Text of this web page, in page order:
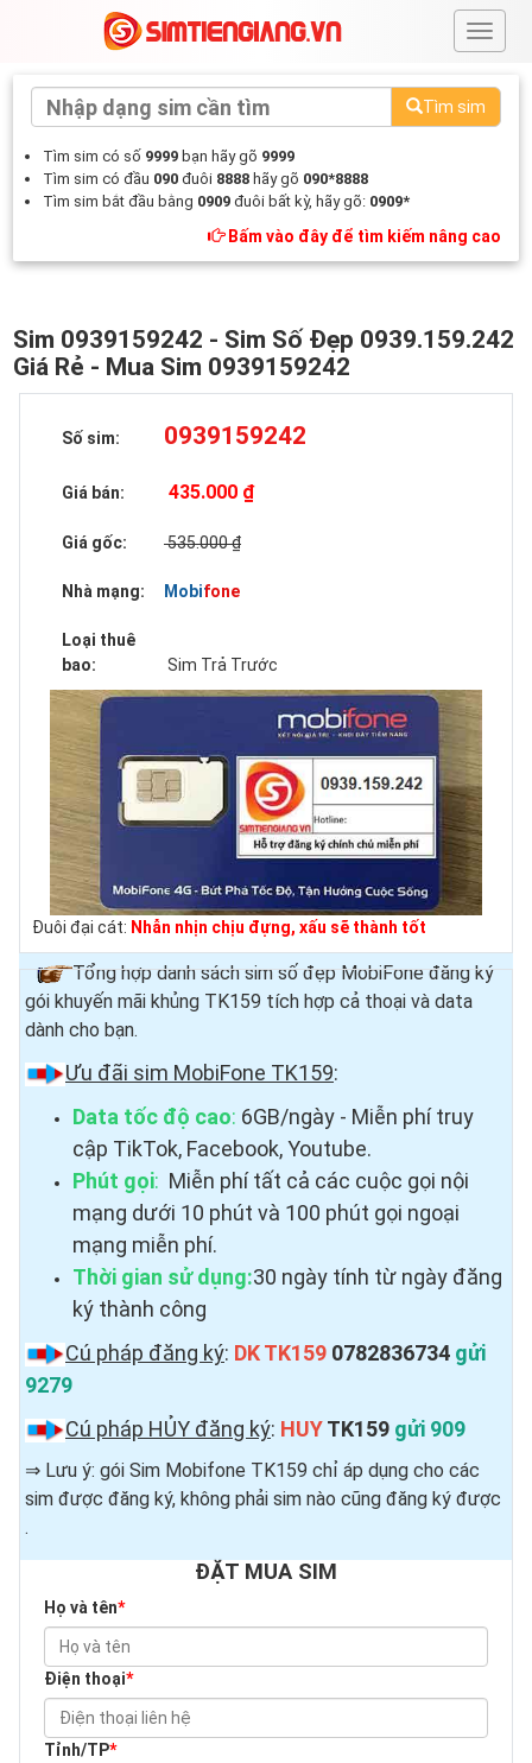
#
Tìm sim
Tìm sim có số 9999 bạn hãy gõ 9999
Tìm sim có đầu 090 đuôi 8888 hãy gõ 090*8888
Tìm sim bắt đầu bằng 0909 đuôi bất kỳ, hãy gõ: 0909*
Bấm vào đây để tìm kiếm nâng cao
Sim 0939159242 - Sim Số Đẹp 0939.159.242
Giá Rẻ - Mua Sim 0939159242
Số sim: 0939159242
Giá bán: 435.000 ₫
Giá gốc: 535.000 ₫
Nhà mạng: Mobifone
Loại thuê
bao:
Sim Trả Trước
Đuôi đại cát: Nhẫn nhịn chịu đựng, xấu sẽ thành tốt
Tổng hợp danh sách sim số đẹp MobiFone đăng ký
gói khuyến mãi khủng TK159 tích hợp cả thoại và data
dành cho bạn.
Ưu đãi sim MobiFone TK159:
Data tốc độ cao: 6GB/ngày - Miễn phí truy
cập TikTok, Facebook, Youtube.
Phút gọi: Miễn phí tất cả các cuộc gọi nội
mạng dưới 10 phút và 100 phút gọi ngoại
mạng miễn phí.
Thời gian sử dụng:30 ngày tính từ ngày đăng
ký thành công
Cú pháp đăng ký: DK TK159 0782836734 gửi
9279
Cú pháp HỦY đăng ký: HUYTK159 gửi 909
⇒ Lưu ý: gói Sim Mobifone TK159 chỉ áp dụng cho các
sim được đăng ký, không phải sim nào cũng đăng ký được ​
.
ĐẶT MUA SIM
Họ và tên*
Điện thoại*
Tỉnh/TP*